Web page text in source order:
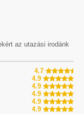
az utazási irodánk
4.7
4.9
4.9
4.9
4.9
4.9